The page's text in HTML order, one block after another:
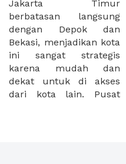
Jakarta Timur
berbatasan langsung
dengan Depok dan
Bekasi, menjadikan kota
ini sangat strategis
karena mudah dan
dekat untuk di akses
dari kota lain. Pusat
bisnis di Jakarta Timur
berada di Bantar
Gebang dn Cakung yang
telah di resmikan
sebagai pusat bisnis di
timur Jakarta pada